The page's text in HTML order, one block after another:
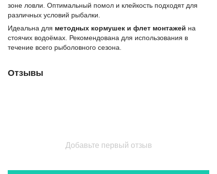
зоне ловли. Оптимальный помол и клейкость подходят для
различных условий рыбалки.
Идеальна для методных кормушек и флет монтажей на
стоячих водоёмах. Рекомендована для использования в
течение всего рыболовного сезона.
Отзывы
Добавьте первый отзыв